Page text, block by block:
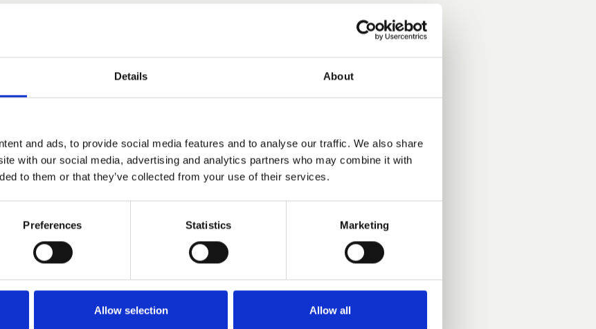
Details About
and ads, to provide social media features and to analyse our traffic. We also share
with our social media, advertising and analytics partners who may combine it with
to them or that they’ve collected from your use of their services.
Preferences Statistics Marketing
Allow selection Allow all
stammen können, von den Meistern der Vergangenheit ebenso wie
und von diesem Ausgangspunkt aus kreieren sie ihren Stil, einen